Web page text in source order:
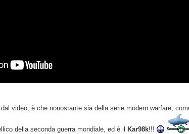
video, è che nonostante sia della serie modern warfare,
della seconda guerra mondiale, ed è il Kar98k!!!